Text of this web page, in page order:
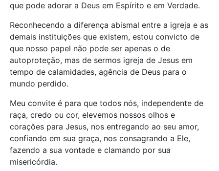
que pode adorar a Deus em Espírito e em Verdade.
Reconhecendo a diferença abismal entre a igreja e as
demais instituições que existem, estou convicto de
que nosso papel não pode ser apenas o de
autoproteção, mas de sermos igreja de Jesus em
tempo de calamidades, agência de Deus para o
mundo perdido.
Meu convite é para que todos nós, independente de
raça, credo ou cor, elevemos nossos olhos e
corações para Jesus, nos entregando ao seu amor,
confiando em sua graça, nos consagrando a Ele,
fazendo a sua vontade e clamando por sua
misericórdia.